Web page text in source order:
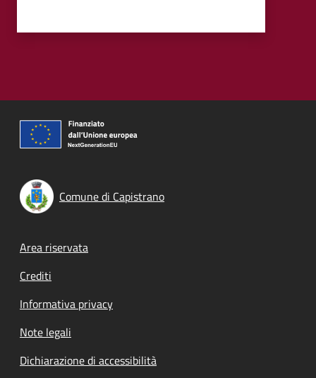
Comune di Capistrano
Footer menu
Area riservata
Crediti
Informativa privacy
Note legali
Dichiarazione di accessibilità